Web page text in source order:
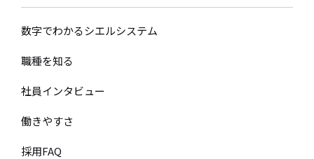
数字でわかるシエルシステム
職種を知る
社員インタビュー
働きやすさ
採用FAQ